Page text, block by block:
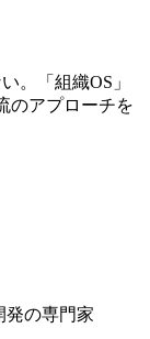
。「組織OS」
のアプローチを
発の専門家